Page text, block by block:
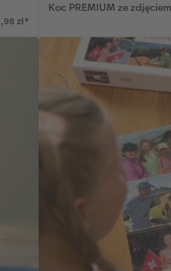
zł*
Koc PREMIUM ze zdjęciem